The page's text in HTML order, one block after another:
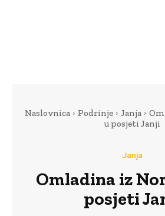
Naslovnica Podrinje Janja
u posjeti Janji
Janja
Omladina iz
posjeti